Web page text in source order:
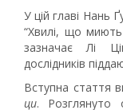
У цій главі Нань
“Хвилі, що
зазначає Лі
дослідників
Вступна стаття
ци. Розглянуто